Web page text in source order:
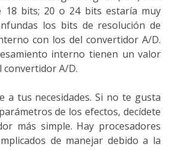
18 bits; 20 o 24 bits estaría muy
los bits de resolución de
con los del convertidor A/D.
interno tienen un valor
convertidor A/D.
a tus necesidades. Si no te gusta
de los efectos, decídete
más simple. Hay procesadores
de manejar debido a la